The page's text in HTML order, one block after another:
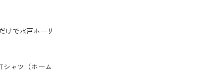
けで水戸ホーリ
シャツ（ホーム